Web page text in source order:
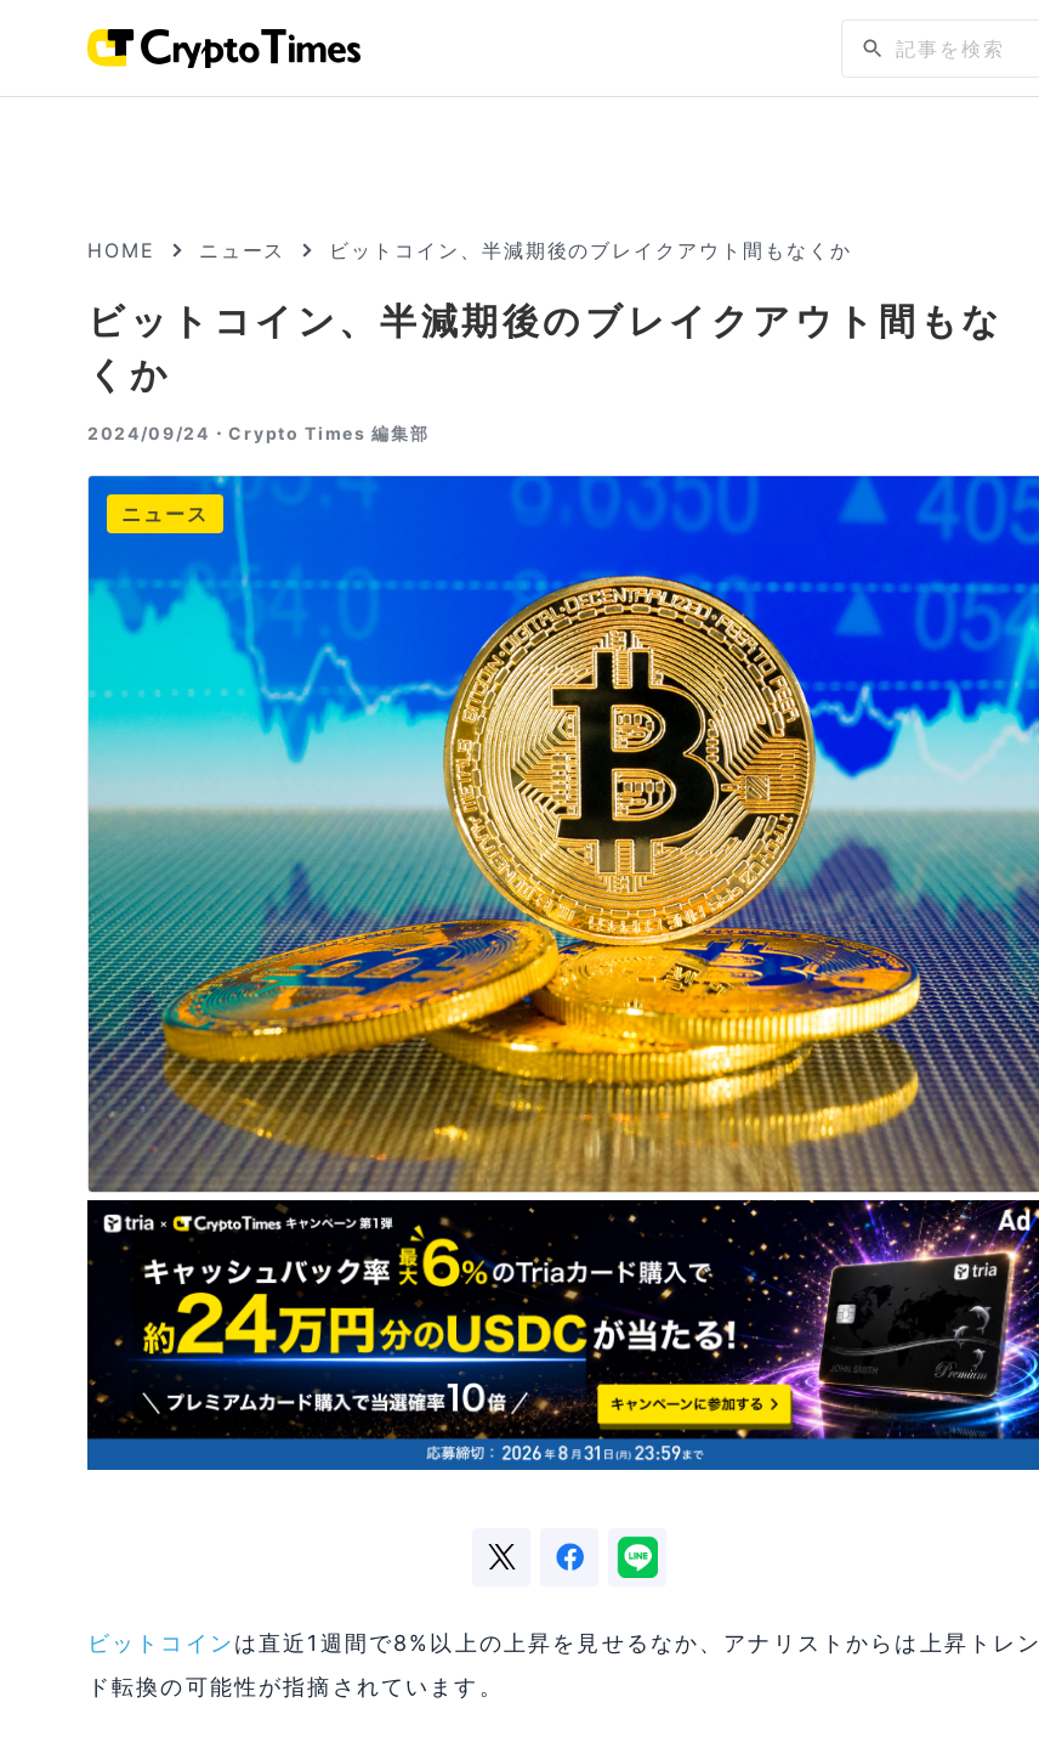
HOME ニュース ビットコイン、半減期後のブレイクアウト間もなくか
ビットコイン、半減期後のブレイクアウト間もな
くか
2024/09/24・Crypto Times 編集部
ニュース
ビットコインは直近1週間で8%以上の上昇を見せるなか、アナリストからは上昇トレン
ド転換の可能性が指摘されています。